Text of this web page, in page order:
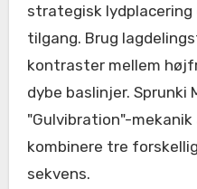
strategisk
tilgang. Brug
kontraster mellem
dybe baslinjer. Sprunki
"Gulvibration"-
kombinere tre
sekvens.